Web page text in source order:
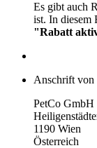
Es gibt auch
ist. In diesem
"Rabatt
Anschrift
PetCo GmbH
1190 Wien
Österreich